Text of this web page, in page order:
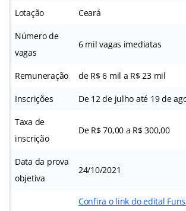
Lotação Ceará
Número de
vagas
6 mil vagas imediatas
Remuneração de R$ 6 mil a R$ 23 mil
Inscrições De 12 de julho até 19 de
Taxa de
inscrição
De R$ 70,00 a R$ 300,00
Data da prova
objetiva
24/10/2021
Confira o link do edital